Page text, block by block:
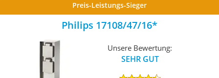
Preis-Leistungs-Sieger
Philips 17108/47/16
Unsere Bewertung:
SEHR GUT